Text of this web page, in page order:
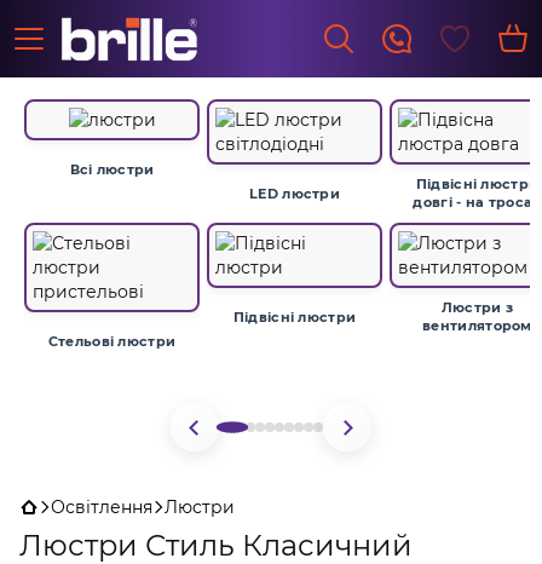
Всі люстри
Стельові люстри
LED люстри
Підвісні люстри
Підвісні люстри
довгі - на тросах
Люстри з
вентилятором
Освітлення Люстри
Люстри Стиль Класичний